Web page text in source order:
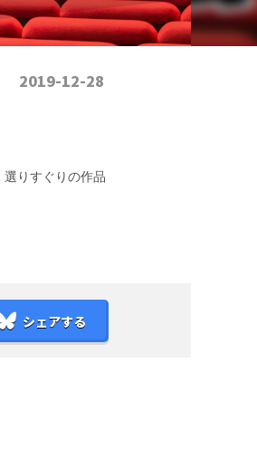
2019-12-28
りすぐりの作品
シェアする